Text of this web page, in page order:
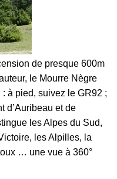
de presque 600m
le Mourre Nègre
à pied, suivez le GR92 ;
d’Auribeau et de
les Alpes du Sud,
les Alpilles, la
… une vue à 360°